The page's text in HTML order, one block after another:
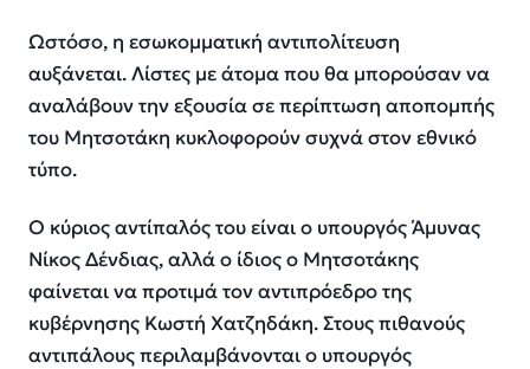
Ωστόσο, η εσωκομματική αντιπολίτευση
αυξάνεται. Λίστες με άτομα που θα μπορούσαν να
αναλάβουν την εξουσία σε περίπτωση αποπομπής
του Μητσοτάκη κυκλοφορούν συχνά στον εθνικό
τύπο.
Ο κύριος αντίπαλός του είναι ο υπουργός Άμυνας
Νίκος Δένδιας, αλλά ο ίδιος ο Μητσοτάκης
φαίνεται να προτιμά τον αντιπρόεδρο της
κυβέρνησης Κωστή Χατζηδάκη. Στους πιθανούς
αντιπάλους περιλαμβάνονται ο υπουργός